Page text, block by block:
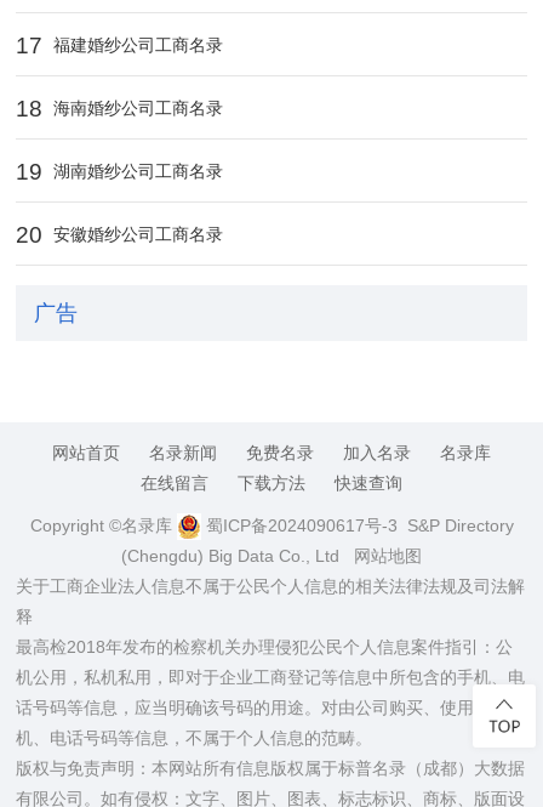
17 福建婚纱公司工商名录
18 海南婚纱公司工商名录
19 湖南婚纱公司工商名录
20 安徽婚纱公司工商名录
广告
网站首页 名录新闻 免费名录 加入名录
名录库
在线留言
下载方法 快速查询
Copyright ©名录库 蜀ICP备2024090617号-3 S&P Directory
(Chengdu) Big Data Co., Ltd 网站地图
关于工商企业法人信息不属于公民个人信息的相关法律法规及司法解
释
最高检2018年发布的检察机关办理侵犯公民个人信息案件指引：公
机公用，私机私用，即对于企业工商登记等信息中所包含的手机、电
话号码等信息，应当明确该号码的用途。对由公司购买、使用的手
机、电话号码等信息，不属于个人信息的范畴。
版权与免责声明：本网站所有信息版权属于标普名录（成都）大数据
有限公司。如有侵权：文字、图片、图表、标志标识、商标、版面设